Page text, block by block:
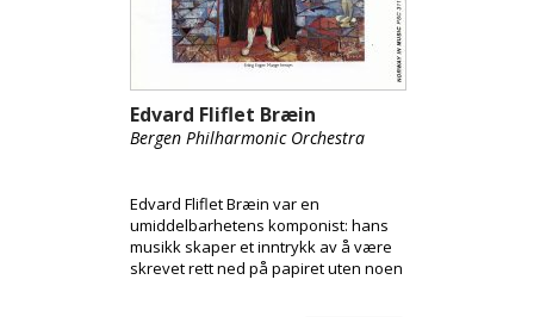
Edvard Fliflet Bræin
Bergen Philharmonic Orchestra
Edvard Fliflet Bræin var en
umiddelbarhetens komponist: hans
musikk skaper et inntrykk av å være
skrevet rett ned på papiret uten noen